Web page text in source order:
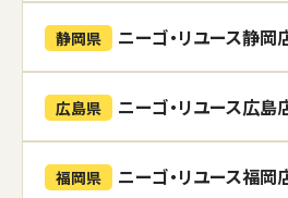
静岡県 ニーゴ・リユース静岡
広島県 ニーゴ・リユース広島
福岡県 ニーゴ・リユース福岡